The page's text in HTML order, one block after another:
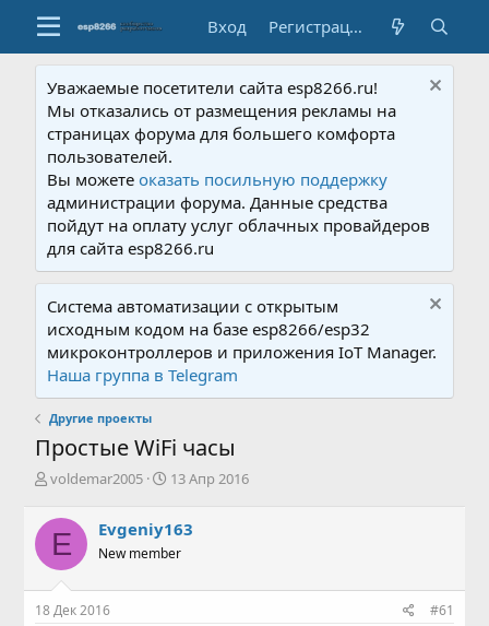
Вход Регистрация
Уважаемые посетители сайта esp8266.ru!
Мы отказались от размещения рекламы на
страницах форума для большего комфорта
пользователей.
Вы можетеоказать посильную поддержку
администрации форума. Данные средства
пойдут на оплату услуг облачных провайдеров
для сайта esp8266.ru
Система автоматизации с открытым
исходным кодом на базе esp8266/esp32
микроконтроллеров и приложения IoT Manager.
Наша группа в Telegram
Другие проекты
Простые WiFi часы
А
т
о
р
т
е
м
voldemar2005
Д
а
н
ч
13 Апр 2016
E Evgeniy163
New member
18 Дек 2016 #61